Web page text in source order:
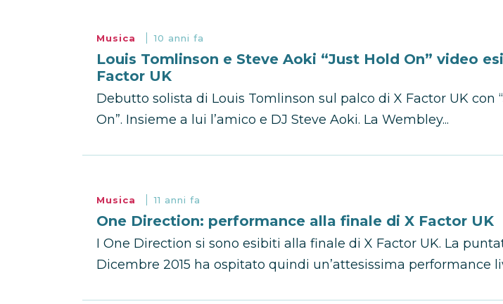
Musica 10 anni fa
Louis Tomlinson e Steve Aoki “Just Hold On” video
Factor UK
Debutto solista di Louis Tomlinson sul palco di X Factor UK con
On”. Insieme a lui l’amico e DJ Steve Aoki. La Wembley...
Musica 11 anni fa
One Direction: performance alla finale di X Factor UK
I One Direction si sono esibiti alla finale di X Factor UK. La
Dicembre 2015 ha ospitato quindi un’attesissima performance